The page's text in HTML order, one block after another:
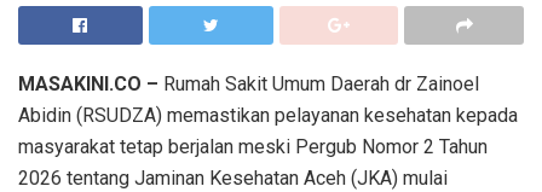
MASAKINI.CO – Rumah Sakit Umum Daerah dr Zainoel
Abidin (RSUDZA) memastikan pelayanan kesehatan kepada
masyarakat tetap berjalan meski Pergub Nomor 2 Tahun
2026 tentang Jaminan Kesehatan Aceh (JKA) mulai